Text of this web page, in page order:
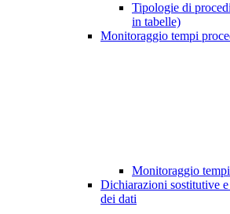
Tipologie di
in tabelle)
Monitoraggio tempi
Monitoraggio
Dichiarazioni sostitutive
dei dati